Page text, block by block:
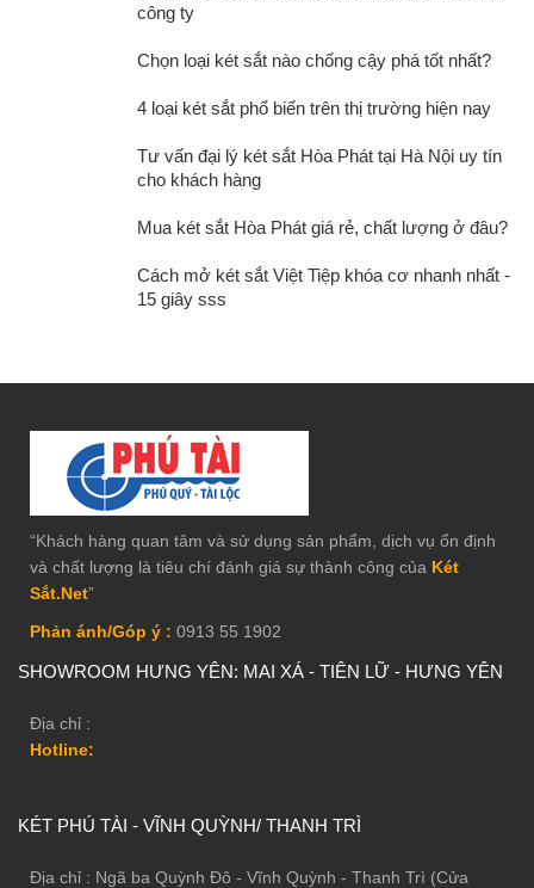
công ty
Chọn loại két sắt nào chống cậy phá tốt nhất?
4 loại két sắt phổ biến trên thị trường hiện nay
Tư vấn đại lý két sắt Hòa Phát tại Hà Nội uy tín
cho khách hàng
Mua két sắt Hòa Phát giá rẻ, chất lượng ở đâu?
Cách mở két sắt Việt Tiệp khóa cơ nhanh nhất -
15 giây sss
“Khách hàng quan tâm và sử dụng sản phẩm, dịch vụ ổn định
và chất lượng là tiêu chí đánh giá sự thành công của Két
Sắt.Net”
Phản ánh/Góp ý : 0913 55 1902
SHOWROOM HƯNG YÊN: MAI XÁ - TIÊN LỮ - HƯNG YÊN
Địa chỉ :
Hotline:
KÉT PHÚ TÀI - VĨNH QUỲNH/ THANH TRÌ
Địa chỉ : Ngã ba Quỳnh Đô - Vĩnh Quỳnh - Thanh Trì (Cửa